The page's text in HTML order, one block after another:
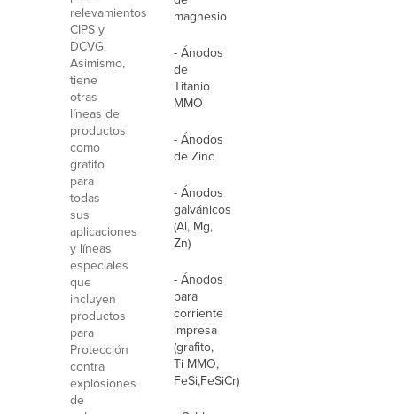
relevamientos
CIPS y
DCVG.
Asimismo,
tiene
otras
líneas de
productos
como
grafito
para
todas
sus
aplicaciones
y líneas
especiales
que
incluyen
productos
para
Protección
contra
explosiones
de
magnesio
- Ánodos
de
Titanio
MMO
- Ánodos
de Zinc
- Ánodos
galvánicos
(Al, Mg,
Zn)
- Ánodos
para
corriente
impresa
(grafito,
Ti MMO,
FeSi,FeSiCr)